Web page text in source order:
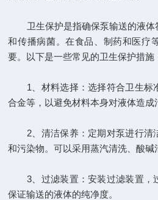
卫生保护是指确保泵输送的液体
和传播病菌。在食品、制药和医疗
要。以下是一些常见的卫生保护措施
1、材料选择：选择符合卫生标
合金等，以避免材料本身对液体造成
2、清洁保养：定期对泵进行清
和污染物。可以采用蒸汽清洗、酸碱
3、过滤装置：安装过滤装置，
保证输送的液体的纯净度。